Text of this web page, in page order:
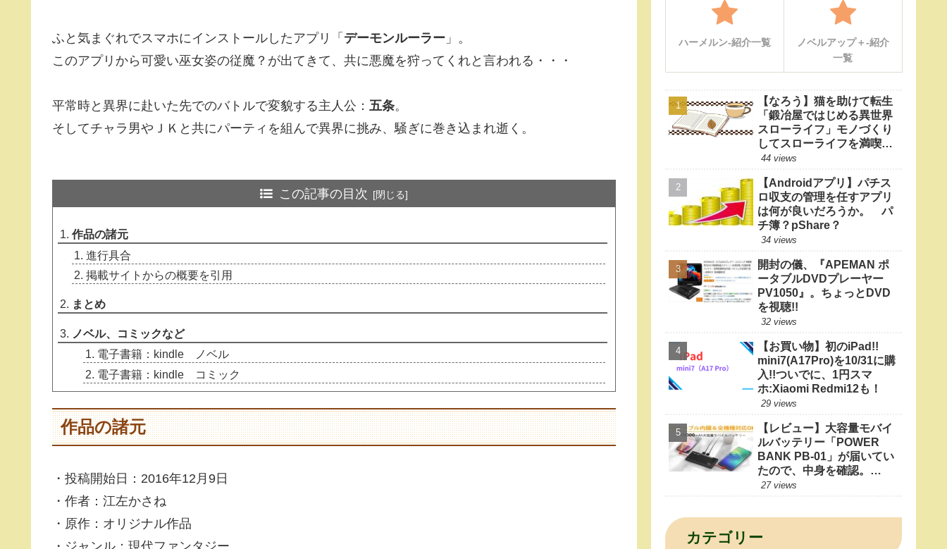
ふと気まぐれでスマホにインストールしたアプリ「 デーモンルーラー 」。
このアプリから可愛い巫女姿の従魔？が出てきて、共に悪魔を狩ってくれと言われる・・・
平常時と異界に赴いた先でのバトルで変貌する主人公： 五条。
そしてチャラ男やＪＫと共にパーティを組んで異界に挑み、騒ぎに巻き込まれ逝く。
この記事の目次
作品の諸元
進行具合
掲載サイトからの概要を引用
まとめ
ノベル、コミックなど
電子書籍：kindle ノベル
電子書籍：kindle コミック
作品の諸元
・投稿開始日：2016年12月9日
・作者：江左かさね
・原作：オリジナル作品
・ジャンル：現代ファンタジー
ハーメルン-紹介一覧
ノベルアップ＋-紹介
一覧
【なろう】猫を助けて転生
「鍛冶屋ではじめる異世界
スローライフ」モノづくり
してスローライフを満喫し
たい
44 views
【Androidアプリ】パチス
ロ収支の管理を任すアプリ
は何が良いだろうか。 パ
チ簿？pShare？
34 views
開封の儀、『APEMAN ポ
ータブルDVDプレーヤー
PV1050』。ちょっとDVD
を視聴!!
32 views
【お買い物】初のiPad!!
mini7(A17Pro)を10/31に購
入!!ついでに、1円スマ
ホ:Xiaomi Redmi12も！
29 views
【レビュー】大容量モバイ
ルバッテリー「POWER
BANK PB-01」が届いてい
たので、中身を確認。
10000mAhもあれば1日十
27 views
カテゴリー